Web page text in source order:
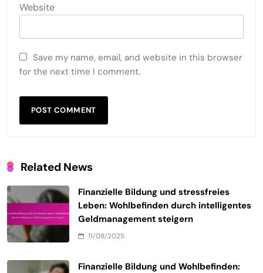
Website
Save my name, email, and website in this browser
for the next time I comment.
Related News
Finanzielle Bildung und stressfreies
Leben: Wohlbefinden durch intelligentes
Geldmanagement steigern
11/08/2025
Finanzielle Bildung und Wohlbefinden: